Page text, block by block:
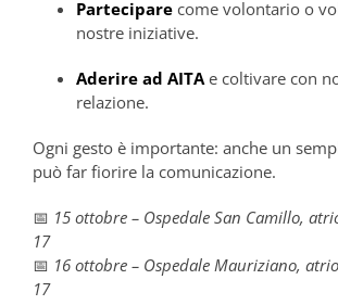
Partecipare come volontario o
nostre iniziative.
Aderire ad AITAe coltivare con
relazione.
Ogni gesto è importante: anche un
può far fiorire la comunicazione.
📅 15 ottobre – Ospedale San Camillo,
17
📅 16 ottobre – Ospedale Mauriziano,
17